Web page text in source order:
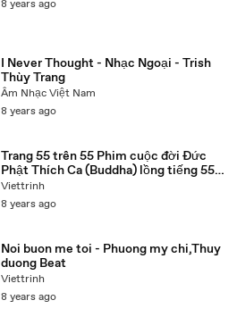
8 years ago
I Never Thought - Nhạc Ngoại - Trish
Thùy Trang
Âm Nhạc Việt Nam
8 years ago
Trang 55 trên 55 Phim cuộc đời Đức
Phật Thích Ca (Buddha) lồng tiếng 55
tập trọn bộ
Viettrinh
8 years ago
Noi buon me toi - Phuong my chi,Thuy
duong Beat
Viettrinh
8 years ago